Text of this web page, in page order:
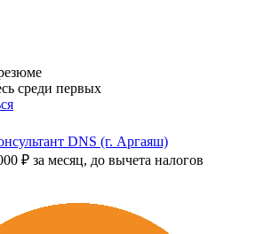
среди первых
DNS (г. Аргаяш)
₽ за месяц, до вычета налогов